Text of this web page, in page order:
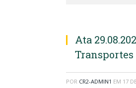
Ata
Transportes
POR CR2-ADMIN1 EM 17